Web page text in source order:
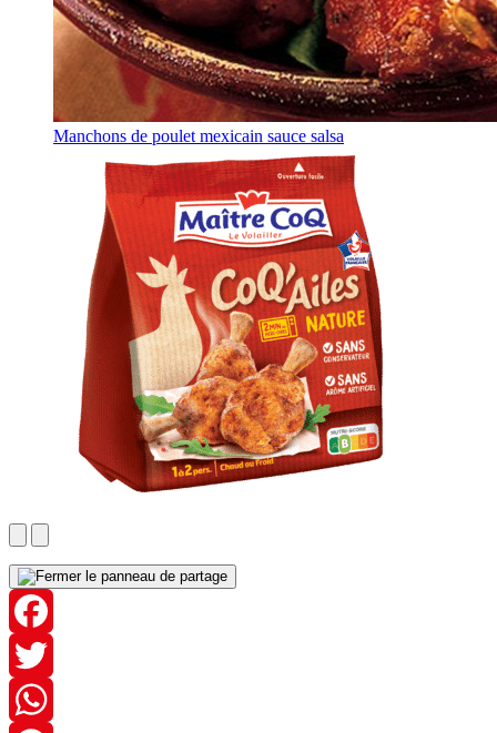
Manchons de poulet mexicain sauce salsa
Facebook
Twitter